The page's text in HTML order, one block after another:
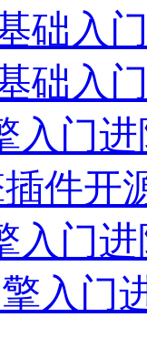
础入
础入
入门
件开
入门
入门